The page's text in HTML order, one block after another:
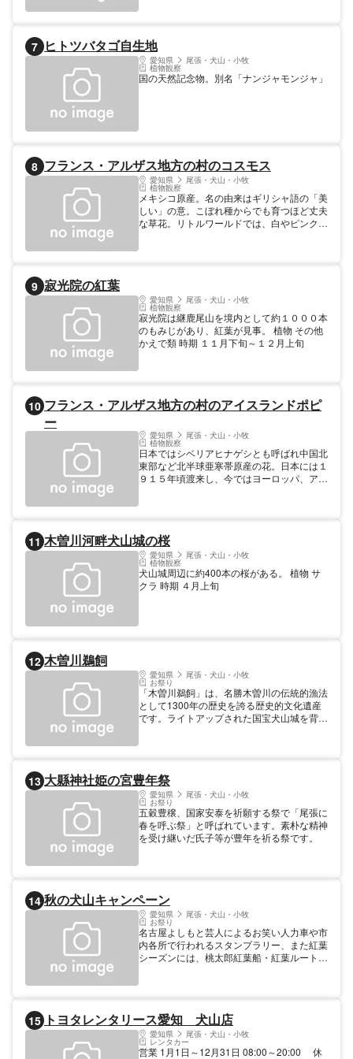
7 ヒトツバタゴ自生地
愛知県 尾張・犬山・小牧
植物観察
国の天然記念物。別名「ナンジャモンジャ」
8 フランス・アルザス地方の村のコスモス
愛知県 尾張・犬山・小牧
植物観察
メキシコ原産。名の由来はギリシャ語の「美
しい」の意。こぼれ種からでも育つほど丈夫
な草花。リトルワールドでは、白やピンクの
9 寂光院の紅葉
愛知県 尾張・犬山・小牧
植物観察
寂光院は継鹿尾山を境内として約１０００本
のもみじがあり、紅葉が見事。 植物 その他
かえで類 時期 １１月下旬～１２月上旬
10 フランス・アルザス地方の村のアイスランドポピ
ー
愛知県 尾張・犬山・小牧
植物観察
日本ではシベリアヒナゲシとも呼ばれ中国北
東部など北半球亜寒帯原産の花。日本には１
９１５年頃渡来し、今ではヨーロッパ、アジ
11 木曽川河畔犬山城の桜
愛知県 尾張・犬山・小牧
植物観察
犬山城周辺に約400本の桜がある。 植物 サ
クラ 時期 ４月上旬
12 木曽川鵜飼
愛知県 尾張・犬山・小牧
お祭り
「木曽川鵜飼」は、名勝木曽川の伝統的漁法
として1300年の歴史を誇る歴史的文化遺産
です。ライトアップされた国宝犬山城を背景
13 大縣神社姫の宮豊年祭
愛知県 尾張・犬山・小牧
お祭り
五穀豊穣、国家安泰を祈願する祭で「尾張に
春を呼ぶ祭」と呼ばれています。素朴な精神
を受け継いだ氏子等が豊年を祈る祭です。
14 秋の犬山キャンペーン
愛知県 尾張・犬山・小牧
お祭り
名古屋よしもと芸人によるお笑い人力車や市
内各所で行われるスタンプラリー、また紅葉
シーズンには、桃太郎紅葉船・紅葉ルートバ
15 トヨタレンタリース愛知 犬山店
愛知県 尾張・犬山・小牧
レンタカー
営業 1月1日～12月31日 08:00～20:00 休